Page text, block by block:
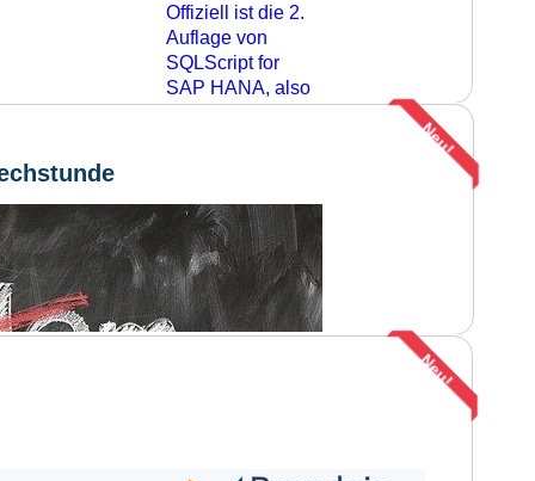
SAP HANA
ist
erschienen
Offiziell ist die 2.
Auflage von
SQLScript for
SAP HANA, also
verfügbar. Heute
habe ich meine
Autorenexemplare
von SAP PRESS
zugeschickt
bekommen und
Neu!
Neu!